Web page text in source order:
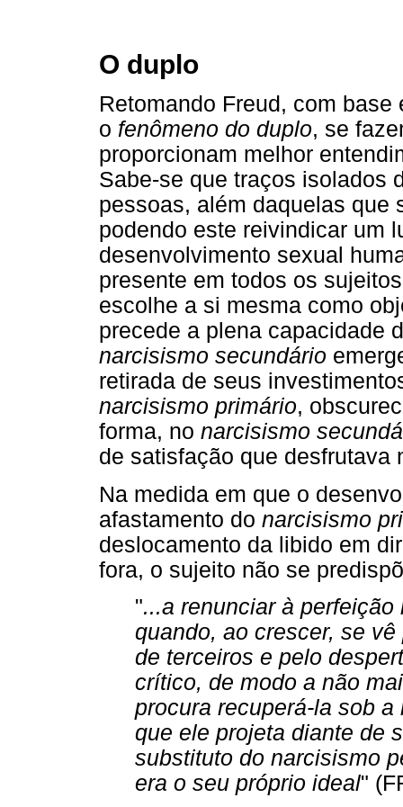
O duplo
Retomando Freud, com
o fenômeno do duplo, se
proporcionam melhor
Sabe-se que traços isolados
pessoas, além daquelas que
podendo este reivindicar um
desenvolvimento sexual
presente em todos os
escolhe a si mesma como
precede a plena capacidade
narcisismo secundário
retirada de seus
narcisismo primário,
forma, no narcisismo
de satisfação que desfrutava
Na medida em que o
afastamento do narcisismo
deslocamento da libido em
fora, o sujeito não se
"...a renunciar à
quando, ao crescer, se
de terceiros e pelo
crítico, de modo a não
procura recuperá-la sob
que ele projeta diante de
substituto do narcisismo
era o seu próprio ideal"